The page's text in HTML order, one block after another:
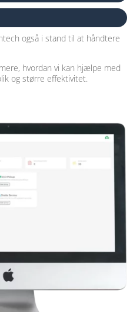
også i stand til at håndtere
hvordan vi kan hjælpe med
og større effektivitet.